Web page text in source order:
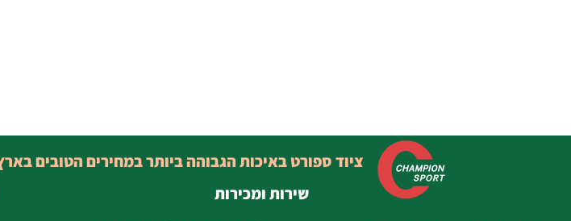
שירות ומכירות
ציוד ספורט באיכות הגבוהה ביותר במחירים הטובים